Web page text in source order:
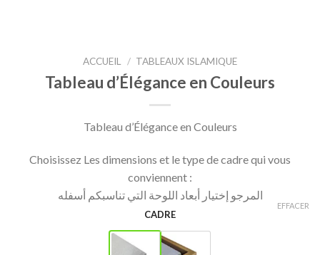
ACCUEIL / TABLEAUX ISLAMIQUE
Tableau d’Élégance en Couleurs
Tableau d’Élégance en Couleurs
Choisissez Les dimensions et le type de cadre qui vous
conviennent :
المرجو إختيار أبعاد اللوحة التي تناسبكم أسفله
CADRE
EFFACER